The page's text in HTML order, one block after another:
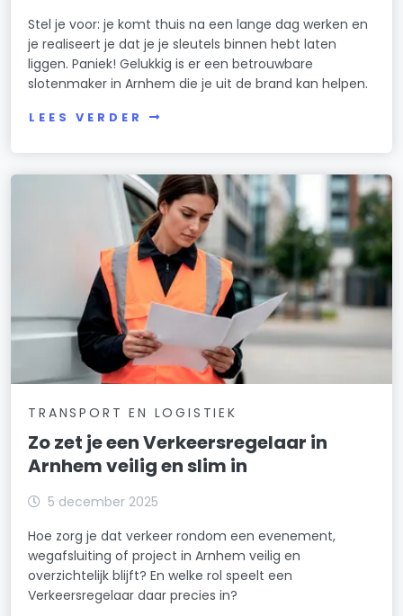
Stel je voor: je komt thuis na een lange dag werken en
je realiseert je dat je je sleutels binnen hebt laten
liggen. Paniek! Gelukkig is er een betrouwbare
slotenmaker in Arnhem die je uit de brand kan helpen.
LEES VERDER
TRANSPORT EN LOGISTIEK
Zo zet je een Verkeersregelaar in
Arnhem veilig en slim in
5 december 2025
Hoe zorg je dat verkeer rondom een evenement,
wegafsluiting of project in Arnhem veilig en
overzichtelijk blijft? En welke rol speelt een
Verkeersregelaar daar precies in?